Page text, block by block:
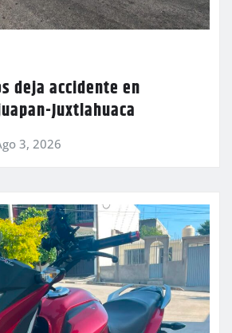
deja accidente en
Juxtlahuaca
3, 2026